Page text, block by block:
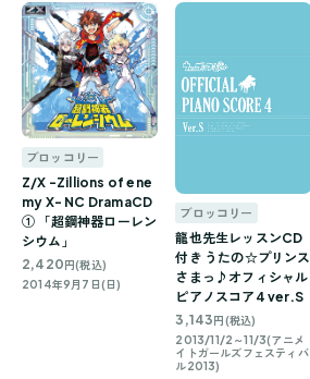
ブロッコリー
Z/X -Zillions of ene
my X- NC DramaCD
① 「超鋼神器ローレン
シウム」
2,420円(税込)
2014年9月7日(日)
ブロッコリー
龍也先生レッスンCD
付き うたの☆プリンス
さまっ♪オフィシャル
ピアノスコア4 ver.S
3,143 円(税込)
2013/11/2～11/3(アニメ
イトガールズフェスティバ
ル2013)